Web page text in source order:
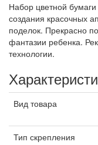
Набор цветной
создания красочных
поделок. Прекрасно
фантазии ребенка.
технологии.
Вид товара
Тип скрепления